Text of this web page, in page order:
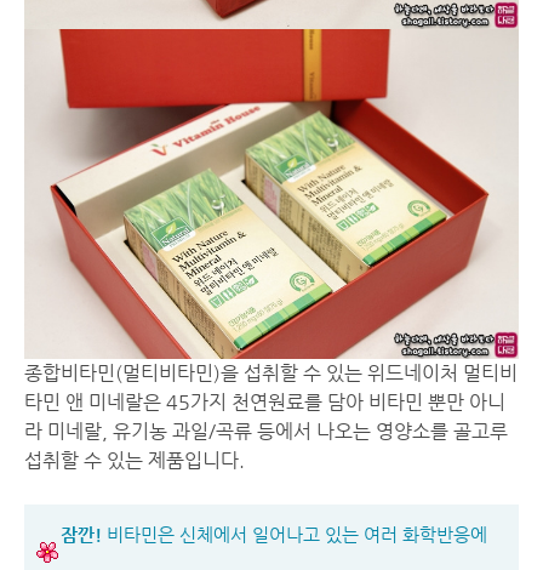
종합비타민(멀티비타민)을 섭취할 수 있는 위드네이처 멀티비
타민 앤 미네랄은 45가지 천연원료를 담아 비타민 뿐만 아니
라 미네랄, 유기농 과일/곡류 등에서 나오는 영양소를 골고루
섭취할 수 있는 제품입니다.
잠깐! 비타민은 신체에서 일어나고 있는 여러 화학반응에